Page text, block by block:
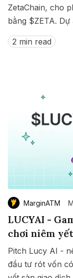
ZetaChain, cho
bằng $ZETA.
$ZETA diễn ra
2 min read
MarginATM
LUCYAI -
chơi niêm
Pitch Lucy AI -
đầu tư rót vốn